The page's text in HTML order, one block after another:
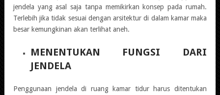
jendela yang asal saja tanpa memikirkan konsep pada rumah.
Terlebih jika tidak sesuai dengan arsitektur di dalam kamar maka
besar kemungkinan akan terlihat aneh.
MENENTUKAN FUNGSI DARI
JENDELA
Penggunaan jendela di ruang kamar tidur harus ditentukan